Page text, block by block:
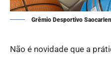
Grêmio Desportivo
Não é novidade que a